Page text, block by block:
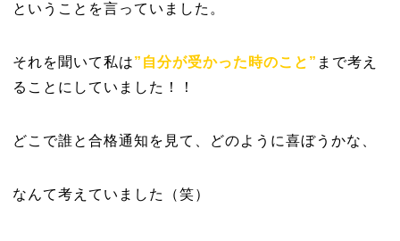
ということを言っていました。
それを聞いて私は”自分が受かった時のこと” まで考え
ることにしていました！！
どこで誰と合格通知を見て、どのように喜ぼうかな、
なんて考えていました（笑）